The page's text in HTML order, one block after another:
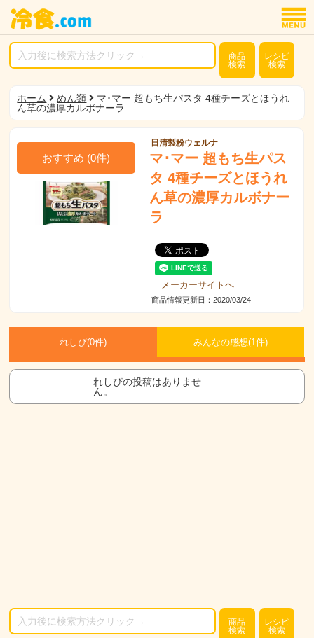
商品
検索
レシピ
検索
ホーム めん類
マ･マー 超もち生パスタ 4種チーズとほうれ
ん草の濃厚カルボナーラ
おすすめ (0件)
日清製粉ウェルナ
マ･マー 超もち生パス
タ 4種チーズとほうれ
ん草の濃厚カルボナー
ラ
メーカーサイトへ
商品情報更新日：2020/03/24
れしぴ(0件) みんなの感想(1件)
れしぴの投稿はありませ
ん。
商品
検索
レシピ
検索